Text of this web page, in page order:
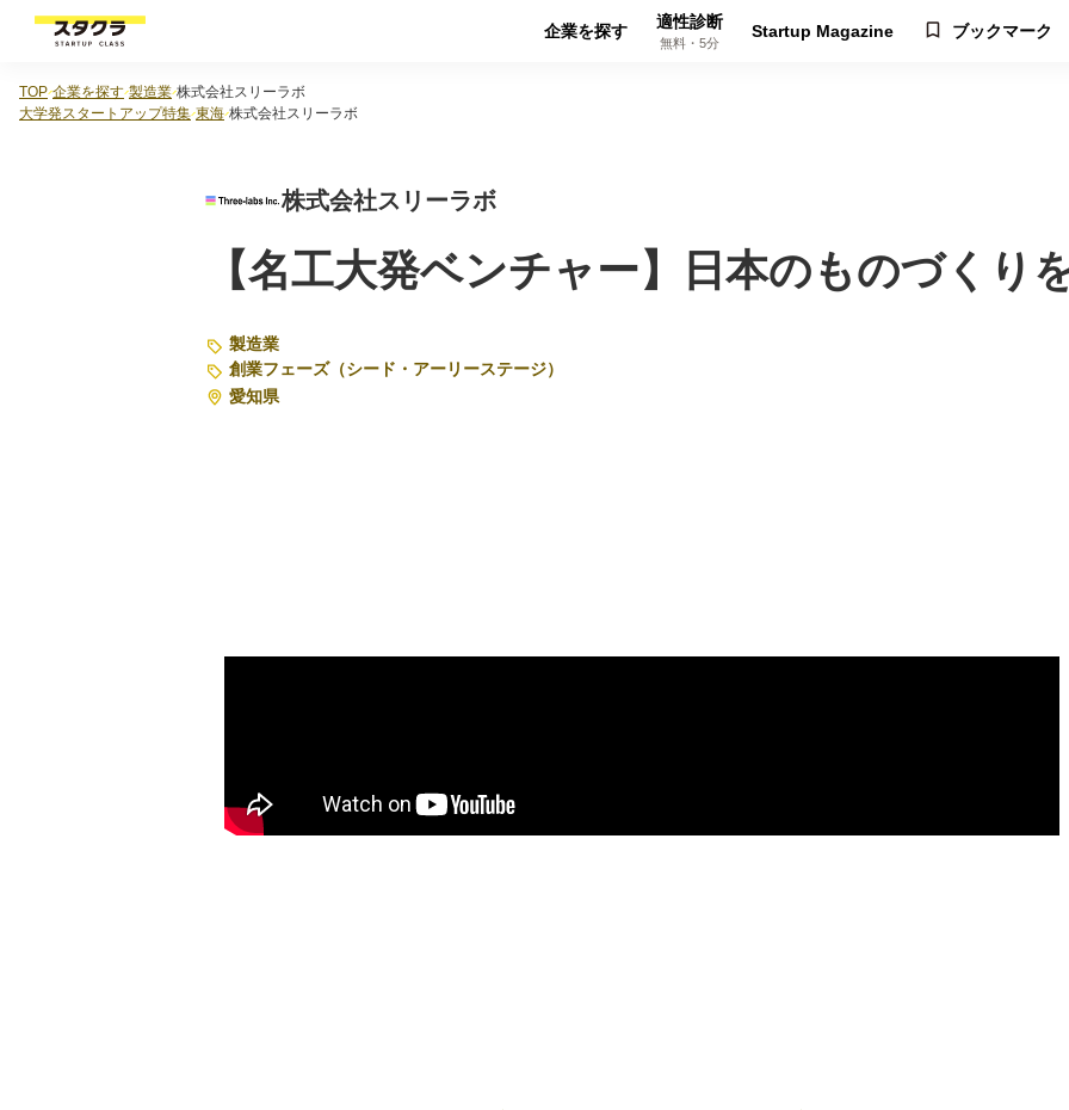
企業を探す 適性診断
無料・5分
Startup Magazine ブックマーク
TOP 企業を探す 製造業 株式会社スリーラボ
大学発スタートアップ特集 東海 株式会社スリーラボ
株式会社スリーラボ
【名工大発ベンチャー】日本のものづくり
製造業
創業フェーズ（シード・アーリーステージ）
愛知県